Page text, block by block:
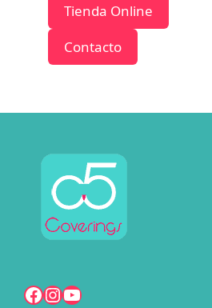
Tienda Online
Contacto
Facebook
Instagram
YouTube